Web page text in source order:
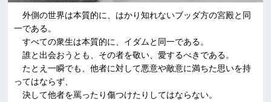
外側の世界は本質的に、はかり知れないブッダ方の宮殿と同
一である。
すべての衆生は本質的に、イダムと同一である。
誰と出会おうとも、その者を敬い、愛するべきである。
たとえ一瞬でも、他者に対して悪意や敵意に満ちた思いを持
ってはならず、
決して他者を罵ったり傷つけたりしてはならない。